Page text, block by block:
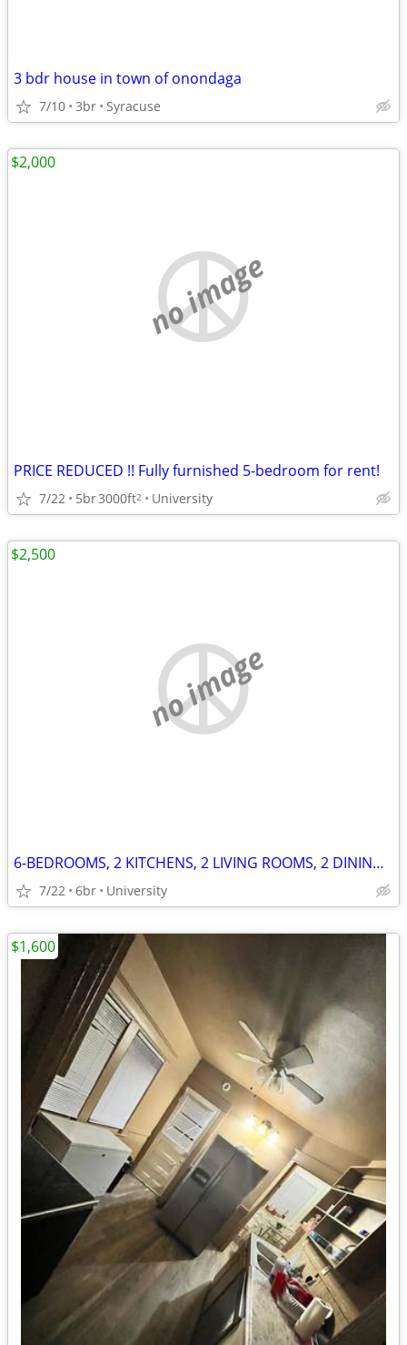
3 bdr house in town of onondaga
7/10 3br Syracuse
no image
PRICE REDUCED !! Fully furnished 5-bedroom for rent!
7/22 5br3000ft2 University
$2,000
no image
6-BEDROOMS, 2 KITCHENS, 2 LIVING ROOMS, 2 DINING ROOMS
7/22 6br University
$2,500
$1,600